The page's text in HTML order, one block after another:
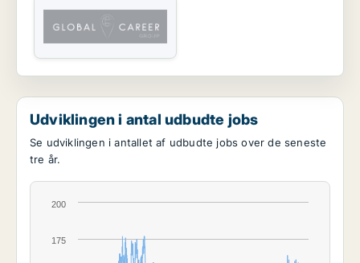
Udviklingen i antal udbudte jobs
Se udviklingen i antallet af udbudte jobs over de seneste
tre år.
175
200